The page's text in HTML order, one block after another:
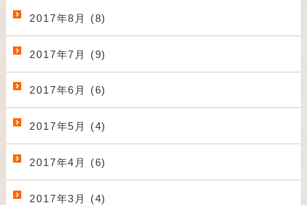
2017年8月 (8)
2017年7月 (9)
2017年6月 (6)
2017年5月 (4)
2017年4月 (6)
2017年3月 (4)